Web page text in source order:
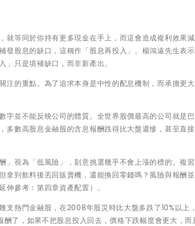
就等同於你持有更多現金在手上，而這會造成複利效果
發股息的缺口，這稱作「股息再投入」。楊鴻遠先生表
只是填補缺口，而非新產出。
注的重點。為了追求本身是中性的配息機制，而承擔更
字並不能反映公司的體質。全世界股價最高的公司就是
多數高股息金融股的含息報酬跌得比大盤還慘，甚至直
」視為「低風險」，刻意挑選幾乎不會上漲的標的。複
拿到飲料後丟回販賣機，還能換回零錢嗎？風險與報酬
參考：第四章資產配置）。
支熱門金融股，在2008年股災時比大盤多跌了10%以上
了，如果不把股息投入回去，價格下跌幅度會更大，而